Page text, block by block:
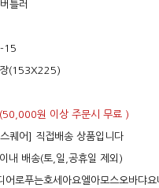
틀러
15
(153X225)
(50,000원 이상 주문시 무료 )
퀘어] 직접배송 상품입니다
내 배송(토,일,공휴일 제외)
어로푸는호세아요엘아모스오바댜